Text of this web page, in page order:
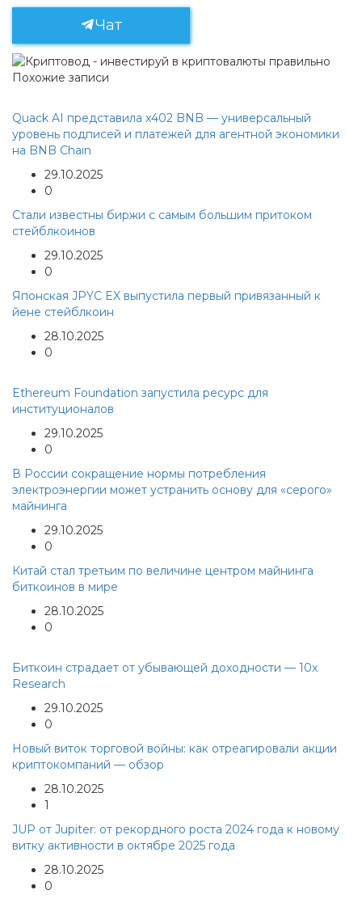
Чат
Похожие записи
Quack AI представила x402 BNB — универсальный
уровень подписей и платежей для агентной экономики
на BNB Chain
29.10.2025
0
Стали известны биржи с самым большим притоком
стейблкоинов
29.10.2025
0
Японская JPYC EX выпустила первый привязанный к
йене стейблкоин
28.10.2025
0
Ethereum Foundation запустила ресурс для
институционалов
29.10.2025
0
В России сокращение нормы потребления
электроэнергии может устранить основу для «серого»
майнинга
29.10.2025
0
Китай стал третьим по величине центром майнинга
биткоинов в мире
28.10.2025
0
Биткоин страдает от убывающей доходности — 10x
Research
29.10.2025
0
Новый виток торговой войны: как отреагировали акции
криптокомпаний — обзор
28.10.2025
1
JUP от Jupiter: от рекордного роста 2024 года к новому
витку активности в октябре 2025 года
28.10.2025
0